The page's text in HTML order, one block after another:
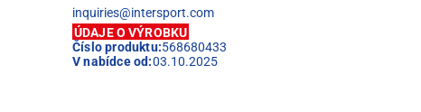
inquiries@intersport.com
ÚDAJE O VÝROBKU
Číslo produktu:568680433
V nabídce od:03.10.2025